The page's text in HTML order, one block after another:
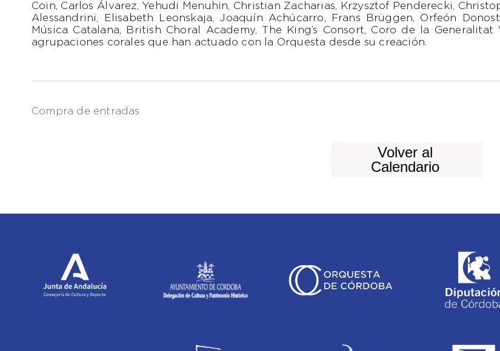
Coin, Carlos Álvarez, Yehudi Menuhin, Christian Zacharias, Krzysztof Penderecki,
Alessandrini, Elisabeth Leonskaja, Joaquín Achúcarro, Frans Brüggen, Orfeón
Música Catalana, British Choral Academy, The King’s Consort, Coro de la
agrupaciones corales que han actuado con la Orquesta desde su creación.
Compra de entradas
Volver al
Calendario